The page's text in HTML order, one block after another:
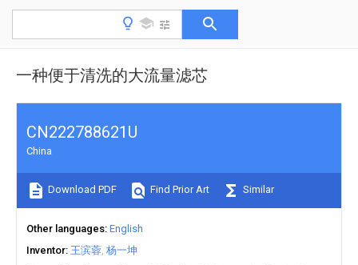
一种便于清洗的大流量滤芯
CN222788621U
China
Download PDF Find Prior Art Similar
Other languages English
Inventor 王滨蓉 杨一坤